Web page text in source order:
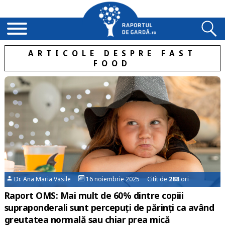
ARTICOLE DESPRE FAST
FOOD
Dr. Ana Maria Vasile 16 noiembrie 2025 Citit de 288ori
Raport OMS: Mai mult de 60% dintre copiii
supraponderali sunt percepuți de părinți ca având
greutatea normală sau chiar prea mică